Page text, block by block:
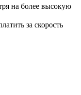
на более высокую
за скорость